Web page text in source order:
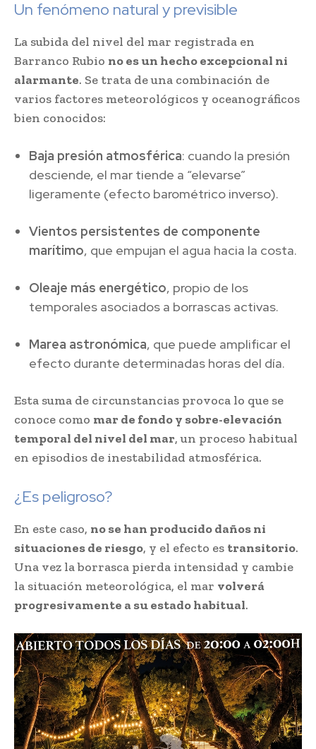
Un fenómeno natural y previsible
La subida del nivel del mar registrada en
Barranco Rubio no es un hecho excepcional ni
alarmante. Se trata de una combinación de
varios factores meteorológicos y oceanográficos
bien conocidos:
Baja presión atmosférica: cuando la presión
desciende, el mar tiende a “elevarse”
ligeramente (efecto barométrico inverso).
Vientos persistentes de componente
marítimo, que empujan el agua hacia la costa.
Oleaje más energético, propio de los
temporales asociados a borrascas activas.
Marea astronómica, que puede amplificar el
efecto durante determinadas horas del día.
Esta suma de circunstancias provoca lo que se
conoce como mar de fondo y sobre-elevación
temporal del nivel del mar, un proceso habitual
en episodios de inestabilidad atmosférica.
¿Es peligroso?
En este caso, no se han producido daños ni
situaciones de riesgo, y el efecto es transitorio.
Una vez la borrasca pierda intensidad y cambie
la situación meteorológica, el mar volverá
progresivamente a su estado habitual.